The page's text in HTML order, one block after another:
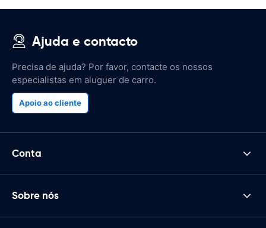
Ajuda e contacto
Precisa de ajuda? Por favor, contacte os nossos
especialistas em aluguer de carro.
Apoio ao cliente
Conta
Sobre nós